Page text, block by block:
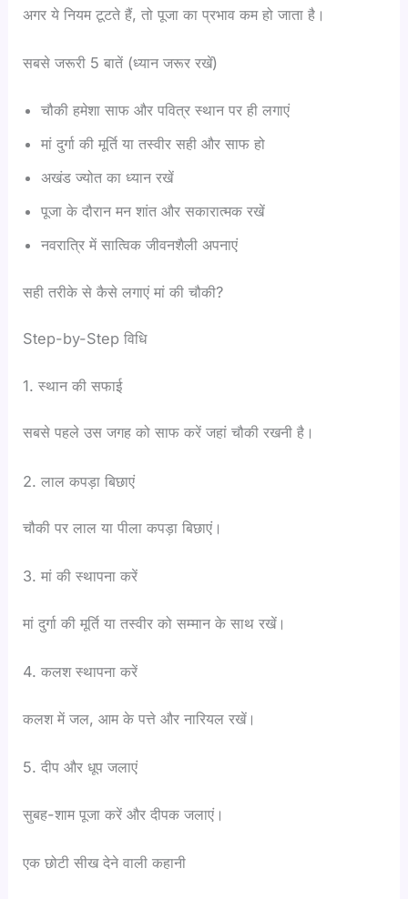
अगर ये नियम टूटते हैं, तो पूजा का प्रभाव कम हो जाता है।
सबसे जरूरी 5 बातें (ध्यान जरूर रखें)
चौकी हमेशा साफ और पवित्र स्थान पर ही लगाएं
मां दुर्गा की मूर्ति या तस्वीर सही और साफ हो
अखंड ज्योत का ध्यान रखें
पूजा के दौरान मन शांत और सकारात्मक रखें
नवरात्रि में सात्विक जीवनशैली अपनाएं
सही तरीके से कैसे लगाएं मां की चौकी?
Step-by-Step विधि
1. स्थान की सफाई
सबसे पहले उस जगह को साफ करें जहां चौकी रखनी है।
2. लाल कपड़ा बिछाएं
चौकी पर लाल या पीला कपड़ा बिछाएं।
3. मां की स्थापना करें
मां दुर्गा की मूर्ति या तस्वीर को सम्मान के साथ रखें।
4. कलश स्थापना करें
कलश में जल, आम के पत्ते और नारियल रखें।
5. दीप और धूप जलाएं
सुबह-शाम पूजा करें और दीपक जलाएं।
एक छोटी सीख देने वाली कहानी